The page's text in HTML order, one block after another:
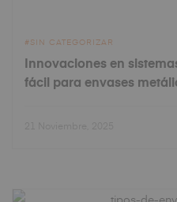
SIN CATEGORIZAR
Innovaciones en
fácil para envases